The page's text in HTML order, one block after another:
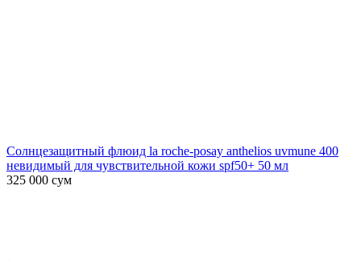
Солнцезащитный флюид la roche-posay anthelios uvmune 400
невидимый для чувствительной кожи spf50+ 50 мл
325 000 сум